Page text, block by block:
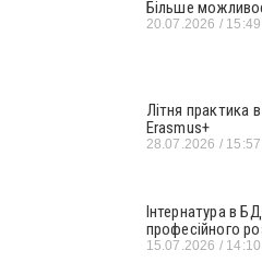
Більше
20.07.2026 15:49
Літня практика
Erasmus+
28.07.2026 15:57
Інтернатура в
професійного
15.07.2026 14:10